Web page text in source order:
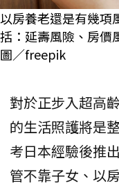
以房養老還是有幾項
括：延壽風險、房價
圖／freepik
對於正步入超高
的生活照護將是
考日本經驗後推
管不靠子女、以